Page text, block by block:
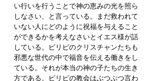
い行いを行うことで神の恵みの光を照ら
しなさい、と言っている。まだ救われて
いない人にどのように祝福を与えること
ができるかを考えなさいとイエス様が話
している。ピリピのクリスチャンたちも
邪悪な世代の中で福音を伝える働きをし
ている。それが本当の神の子たちの生き
方である。ピリピの教会はぶつぶつ言わ